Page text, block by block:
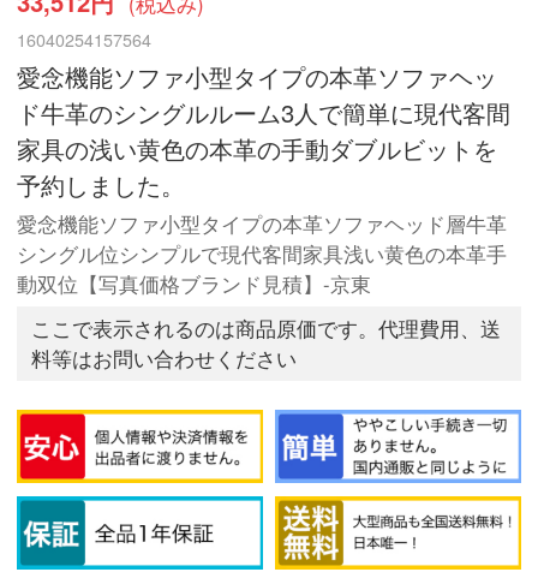
16040254157564
愛念機能ソファ小型タイプの本革ソファヘッ
ド牛革のシングルルーム3人で簡単に現代客間
家具の浅い黄色の本革の手動ダブルビットを
予約しました。
愛念機能ソファ小型タイプの本革ソファヘッド層牛革
シングル位シンプルで現代客間家具浅い黄色の本革手
動双位【写真価格ブランド見積】-京東
ここで表示されるのは商品原価です。代理費用、送
料等はお問い合わせください